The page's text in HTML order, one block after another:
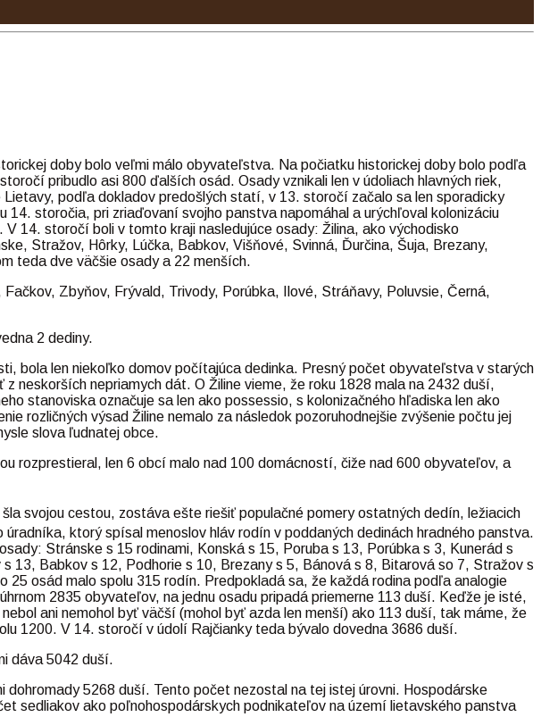
doby bolo veľmi málo obyvateľstva. Na počiatku historickej doby bolo podľa
pribudlo asi 800 ďalších osád. Osady vznikali len v údoliach hlavných riek,
podľa dokladov predošlých statí, v 13. storočí začalo sa len sporadicky
storočia, pri zriaďovaní svojho panstva napomáhal a urýchľoval kolonizáciu
14. storočí boli v tomto kraji nasledujúce osady: Žilina, ako východisko
Stražov, Hôrky, Lúčka, Babkov, Višňové, Svinná, Ďurčina, Šuja, Brezany,
teda dve väčšie osady a 22 menších.
Zbyňov, Frývald, Trivody, Porúbka, Ilové, Stráňavy, Poluvsie, Černá,
2 dediny.
bola len niekoľko domov počítajúca dedinka. Presný počet obyvateľstva v starých
neskorších nepriamych dát. O Žiline vieme, že roku 1828 mala na 2432 duší,
stanoviska označuje sa len ako possessio, s kolonizačného hľadiska len ako
rozličných výsad Žiline nemalo za následok pozoruhodnejšie zvýšenie počtu jej
slova ľudnatej obce.
rozprestieral, len 6 obcí malo nad 100 domácností, čiže nad 600 obyvateľov, a
svojou cestou, zostáva ešte riešiť populačné pomery ostatných dedín, ležiacich
úradníka, ktorý spísal menoslov hláv rodín v poddaných dedinách hradného panstva.
Stránske s 15 rodinami, Konská s 15, Poruba s 13, Porúbka s 3, Kunerád s
13, Babkov s 12, Podhorie s 10, Brezany s 5, Bánová s 8, Bitarová so 7, Stražov s
osád malo spolu 315 rodín. Predpokladá sa, že každá rodina podľa analogie
2835 obyvateľov, na jednu osadu pripadá priemerne 113 duší. Keďže je isté,
ani nemohol byť väčší (mohol byť azda len menší) ako 113 duší, tak máme, že
1200. V 14. storočí v údolí Rajčianky teda bývalo dovedna 3686 duší.
dáva 5042 duší.
5268 duší. Tento počet nezostal na tej istej úrovni. Hospodárske
sedliakov ako poľnohospodárskych podnikateľov na území lietavského panstva